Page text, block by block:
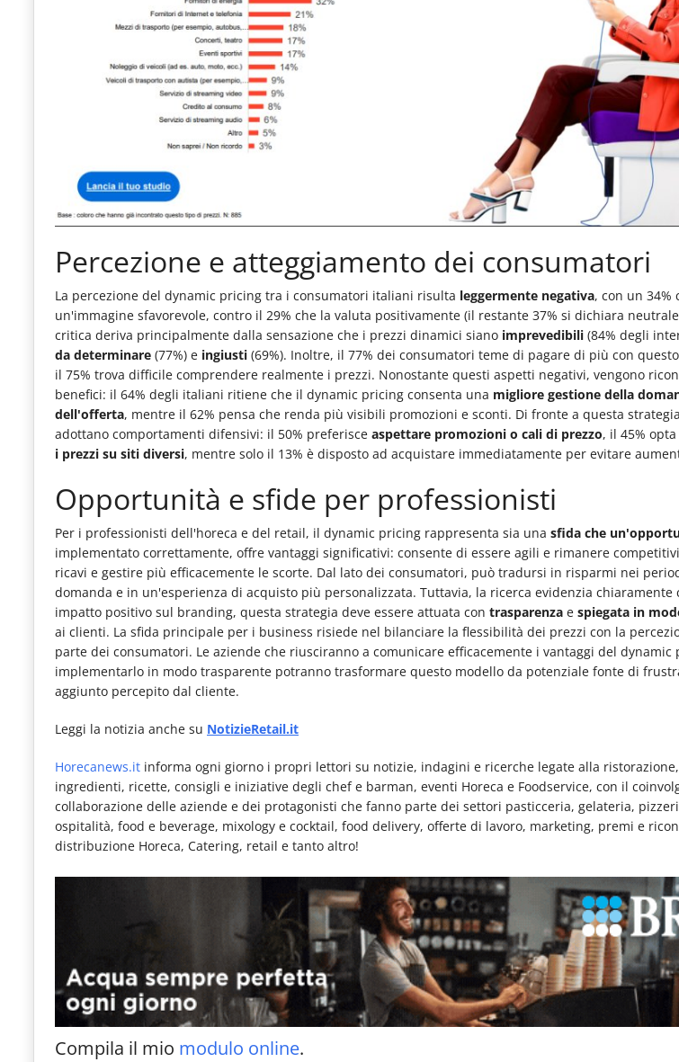
Percezione e atteggiamento dei consumatori
La percezione del dynamic pricing tra i consumatori italiani risulta leggermente negativa, con un 34%
un'immagine sfavorevole, contro il 29% che la valuta positivamente (il restante 37% si dichiara
critica deriva principalmente dalla sensazione che i prezzi dinamici siano imprevedibili (84% degli
da determinare (77%) e ingiusti (69%). Inoltre, il 77% dei consumatori teme di pagare di più con
il 75% trova difficile comprendere realmente i prezzi. Nonostante questi aspetti negativi, vengono
benefici: il 64% degli italiani ritiene che il dynamic pricing consenta una migliore gestione della
dell'offerta, mentre il 62% pensa che renda più visibili promozioni e sconti. Di fronte a questa
adottano comportamenti difensivi: il 50% preferisce aspettare promozioni o cali di prezzo, il 45%
i prezzi su siti diversi, mentre solo il 13% è disposto ad acquistare immediatamente per evitare
Opportunità e sfide per professionisti
Per i professionisti dell'horeca e del retail, il dynamic pricing rappresenta sia una sfida che
implementato correttamente, offre vantaggi significativi: consente di essere agili e rimanere
ricavi e gestire più efficacemente le scorte. Dal lato dei consumatori, può tradursi in risparmi nei
domanda e in un'esperienza di acquisto più personalizzata. Tuttavia, la ricerca evidenzia chiaramente
impatto positivo sul branding, questa strategia deve essere attuata con trasparenza e spiegata in
ai clienti. La sfida principale per i business risiede nel bilanciare la flessibilità dei prezzi con la
parte dei consumatori. Le aziende che riusciranno a comunicare efficacemente i vantaggi del dynamic
implementarlo in modo trasparente potranno trasformare questo modello da potenziale fonte di
aggiunto percepito dal cliente.
Leggi la notizia anche su NotizieRetail.it
Horecanews.it informa ogni giorno i propri lettori su notizie, indagini e ricerche legate alla
ingredienti, ricette, consigli e iniziative degli chef e barman, eventi Horeca e Foodservice, con il
collaborazione delle aziende e dei protagonisti che fanno parte dei settori pasticceria, gelateria,
ospitalità, food e beverage, mixology e cocktail, food delivery, offerte di lavoro, marketing, premi e
distribuzione Horeca, Catering, retail e tanto altro!
Compila il mio modulo online.